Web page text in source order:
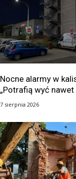
Nocne alarmy w
„Potrafią wyć
7 sierpnia 2026